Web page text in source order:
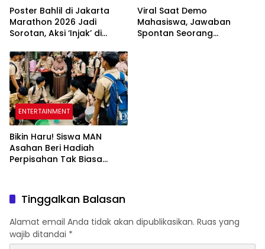
Poster Bahlil di Jakarta
Marathon 2026 Jadi
Sorotan, Aksi ‘Injak’ di
Kontra
Viral Saat Demo
Mahasiswa, Jawaban
Spontan Seorang
ENTERTAINMENT
Bikin Haru! Siswa MAN
Asahan Beri Hadiah
Perpisahan Tak Biasa
Tinggalkan Balasan
Alamat email Anda tidak akan dipublikasikan. Ruas yang
wajib ditandai *